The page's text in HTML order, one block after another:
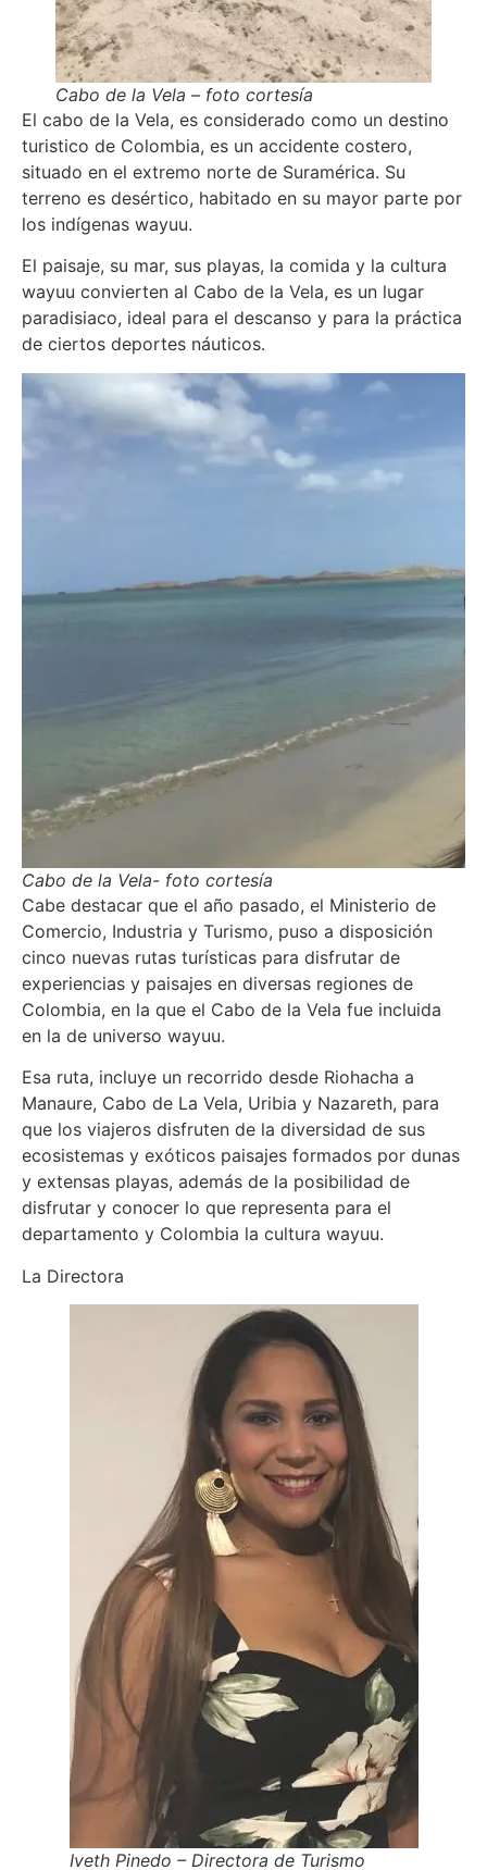
Cabo de la Vela – foto cortesía
El cabo de la Vela, es considerado como un destino
turistico de Colombia, es un accidente costero,
situado en el extremo norte de Suramérica. Su
terreno es desértico, habitado en su mayor parte por
los indígenas wayuu.
El paisaje, su mar, sus playas, la comida y la cultura
wayuu convierten al Cabo de la Vela, es un lugar
paradisiaco, ideal para el descanso y para la práctica
de ciertos deportes náuticos.
Cabo de la Vela- foto cortesía
Cabe destacar que el año pasado, el Ministerio de
Comercio, Industria y Turismo, puso a disposición
cinco nuevas rutas turísticas para disfrutar de
experiencias y paisajes en diversas regiones de
Colombia, en la que el Cabo de la Vela fue incluida
en la de universo wayuu.
Esa ruta, incluye un recorrido desde Riohacha a
Manaure, Cabo de La Vela, Uribia y Nazareth, para
que los viajeros disfruten de la diversidad de sus
ecosistemas y exóticos paisajes formados por dunas
y extensas playas, además de la posibilidad de
disfrutar y conocer lo que representa para el
departamento y Colombia la cultura wayuu.
La Directora
Iveth Pinedo – Directora de Turismo